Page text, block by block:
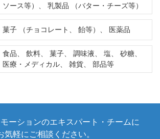
ソース等）、
乳製品 （バター・チーズ等）
菓子 （チョコレート、 飴等）、 医薬品
食品、 飲料、 菓子、 調味液、 塩、
砂糖、
医療・メディカル、
雑貨、 部品等
ーションのエキスパート・チームに
気軽にご相談ください。